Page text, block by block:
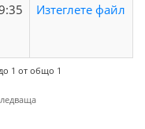
Изтеглете файл
1 от общо 1